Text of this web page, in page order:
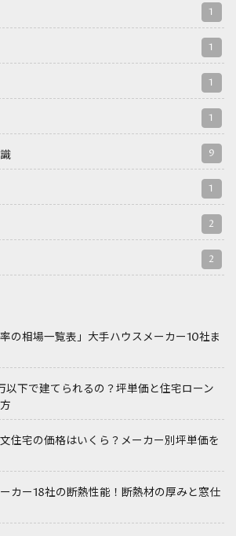
1
1
1
1
9
1
2
2
の相場一覧表」大手ハウスメーカー10社ま
下で建てられるの？坪単価と住宅ローン
住宅の価格はいくら？メーカー別坪単価を
カー18社の断熱性能！断熱材の厚みと窓仕